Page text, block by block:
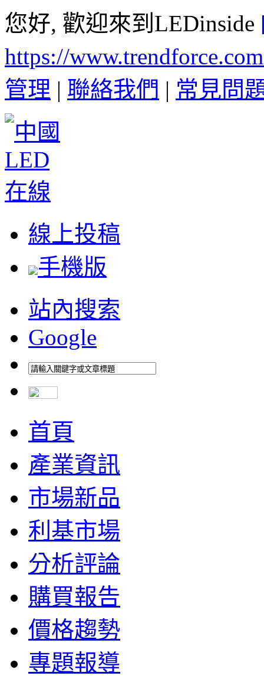
您好, 歡迎來到LEDinside
https://
管理 | 聯絡我們 | 常見問
線上投稿
手機版
站內搜索
Google
首頁
產業資訊
市場新品
利基市場
分析評論
購買報告
價格趨勢
專題報導